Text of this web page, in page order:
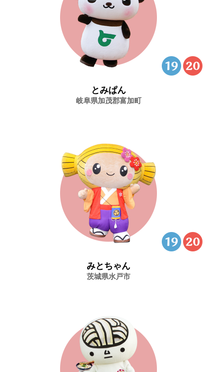
とみぱん
岐阜県加茂郡富加町
みとちゃん
茨城県水戸市